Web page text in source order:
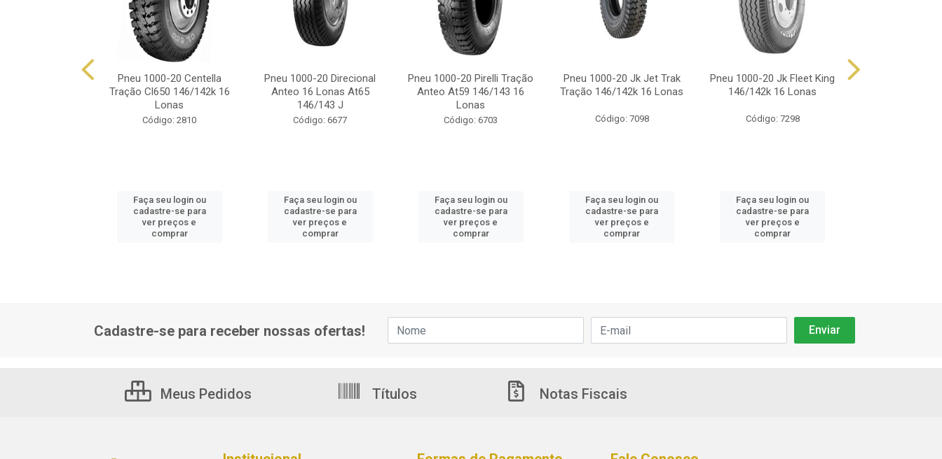
Pneu 1000-20 Centella
Tração Cl650 146/142k 16
Lonas
Código: 2810
Faça seu login ou
cadastre-se para
ver preços e
comprar
Pneu 1000-20 Direcional
Anteo 16 Lonas At65
146/143 J
Código: 6677
Faça seu login ou
cadastre-se para
ver preços e
comprar
Pneu 1000-20 Pirelli Tração
Anteo At59 146/143 16
Lonas
Código: 6703
Faça seu login ou
cadastre-se para
ver preços e
comprar
Pneu 1000-20 Jk Jet Trak
Tração 146/142k 16 Lonas
Código: 7098
Faça seu login ou
cadastre-se para
ver preços e
comprar
Pneu 1000-20 Jk Fleet King
146/142k 16 Lonas
Código: 7298
Faça seu login ou
cadastre-se para
ver preços e
comprar
Cadastre-se para receber nossas ofertas!
Meus Pedidos Títulos Notas Fiscais